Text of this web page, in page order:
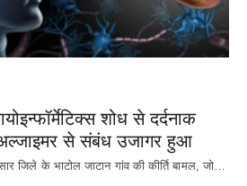
शोध से दर्दनाक
से संबंध उजागर हुआ
जिले के भाटोल जाटान गांव की कीर्ति बामल, जो…